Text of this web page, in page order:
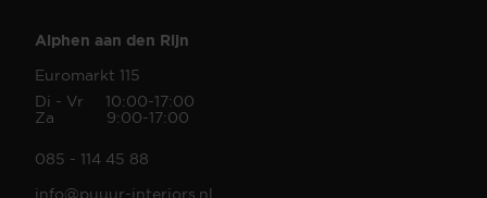
Alphen aan den Rijn
Euromarkt 115
Di - Vr 10:00-17:00
Za 9:00-17:00
085 - 114 45 88
info@puuur-interiors.nl